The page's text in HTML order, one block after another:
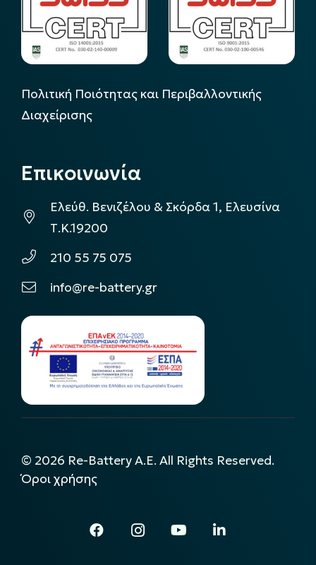
Πολιτική Ποιότητας και Περιβαλλοντικής
Διαχείρισης
Επικοινωνία
Ελεύθ. Βενιζέλου & Σκόρδα 1, Ελευσίνα
Τ.Κ.19200
210 55 75 075
info@re-battery.gr
© 2026 Re-Battery A.E. All Rights Reserved.
Όροι χρήσης